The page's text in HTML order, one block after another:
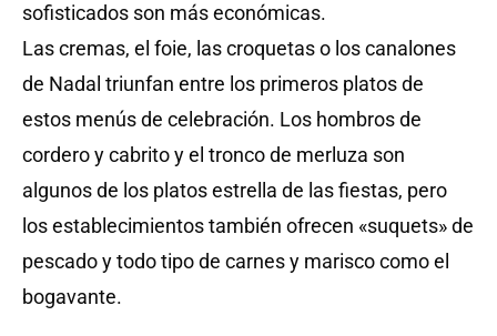
sofisticados son más económicas.
Las cremas, el foie, las croquetas o los canalones
de Nadal triunfan entre los primeros platos de
estos menús de celebración. Los hombros de
cordero y cabrito y el tronco de merluza son
algunos de los platos estrella de las fiestas, pero
los establecimientos también ofrecen «suquets» de
pescado y todo tipo de carnes y marisco como el
bogavante.